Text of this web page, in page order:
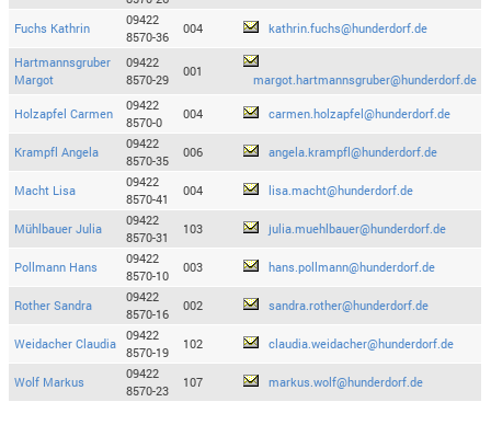
Fuchs Kathrin
09422
8570-36
004 kathrin.fuchs@hunderdorf.de
Hartmannsgruber
Margot
09422
8570-29
001
margot.hartmannsgruber@hunderdorf.de
Holzapfel Carmen
09422
8570-0
004 carmen.holzapfel@hunderdorf.de
Krampfl Angela
09422
8570-35
006 angela.krampfl@hunderdorf.de
Macht Lisa
09422
8570-41
004 lisa.macht@hunderdorf.de
Mühlbauer Julia
09422
8570-31
103 julia.muehlbauer@hunderdorf.de
Pollmann Hans
09422
8570-10
003 hans.pollmann@hunderdorf.de
Rother Sandra
09422
8570-16
002 sandra.rother@hunderdorf.de
Weidacher Claudia
09422
8570-19
102 claudia.weidacher@hunderdorf.de
Wolf Markus
09422
8570-23
107 markus.wolf@hunderdorf.de